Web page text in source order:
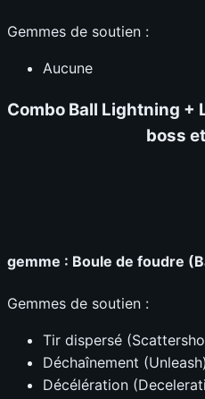
Gemmes de soutien :
Aucune
Combo Ball Lightning
boss
gemme : Boule de foudre
Gemmes de soutien :
Tir dispersé
Déchaînement (Unleash)
Décélération